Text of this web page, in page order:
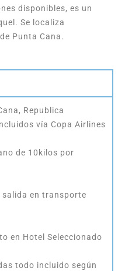
disponibles, es un
Se localiza
Punta Cana.
Republica
vía Copa Airlines
de 10kilos por
salida en transporte
en Hotel Seleccionado
todo incluido según